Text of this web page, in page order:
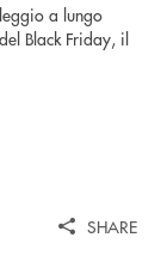
a lungo
Black Friday, il
SHARE